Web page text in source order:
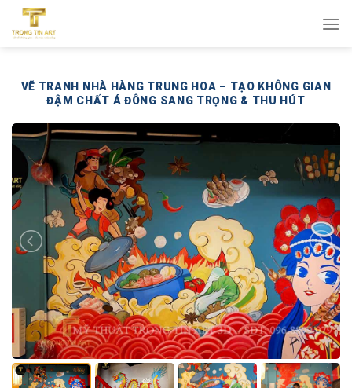
qua
VẼ TRANH NHÀ HÀNG TRUNG HOA – TẠO KHÔNG GIAN
ĐẬM CHẤT Á ĐÔNG SANG TRỌNG & THU HÚT